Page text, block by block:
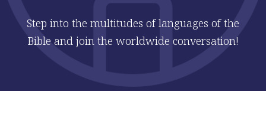
Step into the multitudes of languages of the
Bible and join the worldwide conversation!